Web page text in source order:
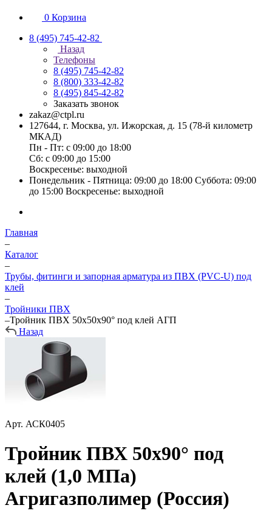
0 Корзина
8 (495) 745-42-82
Назад
Телефоны
8 (495) 745-42-82
8 (800) 333-42-82
8 (495) 845-42-82
Заказать звонок
zakaz@ctpl.ru
127644, г. Москва, ул. Ижорская, д. 15 (78-й километр
МКАД)
Пн - Пт: с 09:00 до 18:00
Сб: с 09:00 до 15:00
Воскресенье: выходной
Понедельник - Пятница: 09:00 до 18:00 Суббота: 09:00
до 15:00 Воскресенье: выходной
Главная
–
Каталог
–
Трубы, фитинги и запорная арматура из ПВХ (PVC-U) под
клей
–
Тройники ПВХ
–Тройник ПВХ 50х50х90° под клей АГП
Назад
Арт. АСК0405
Тройник ПВХ 50х90° под
клей (1,0 МПа)
Агригазполимер (Россия)